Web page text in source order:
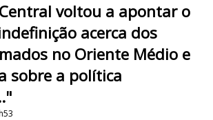
voltou a apontar o
acerca dos
no Oriente Médio e
sobre a política